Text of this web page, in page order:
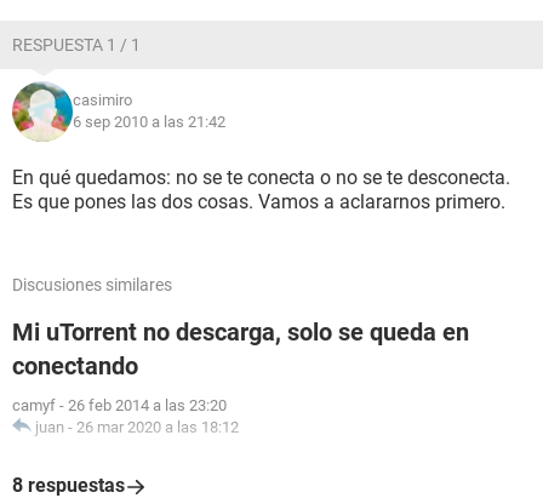
RESPUESTA 1 / 1
casimiro
6 sep 2010 a las 21:42
En qué quedamos: no se te conecta o no se te desconecta.
Es que pones las dos cosas. Vamos a aclararnos primero.
Discusiones similares
Mi uTorrent no descarga, solo se queda en
conectando
camyf - 26 feb 2014 a las 23:20
juan - 26 mar 2020 a las 18:12
8 respuestas